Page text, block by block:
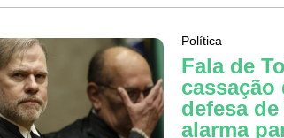
Política
Fala de
defesa
alarma